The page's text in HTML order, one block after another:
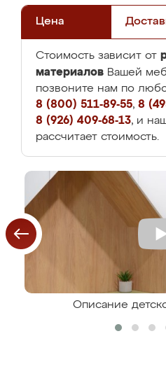
Цена
Стоимость зависит от
материалов Вашей
позвоните нам по
8 (800) 511-89-55, 8
8 (926) 409-68-13, и
рассчитает стоимость.
Описание